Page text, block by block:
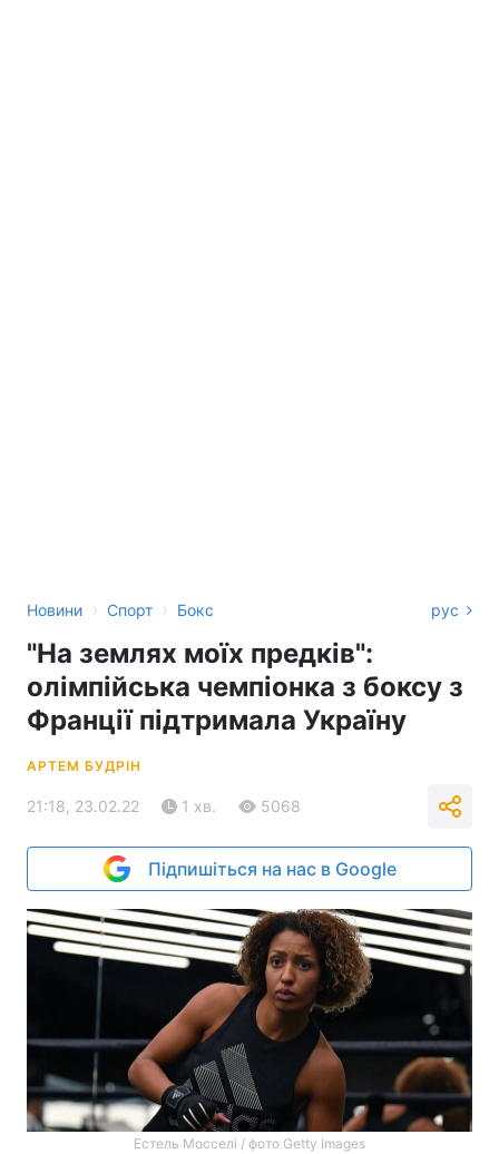
Новини › Спорт › Бокс рус
"На землях моїх предків":
олімпійська чемпіонка з боксу з
Франції підтримала Україну
АРТЕМ БУДРІН
21:18, 23.02.22 1 хв. 5068
Підпишіться на нас в Google
Естель Мосселі / фото Getty Images